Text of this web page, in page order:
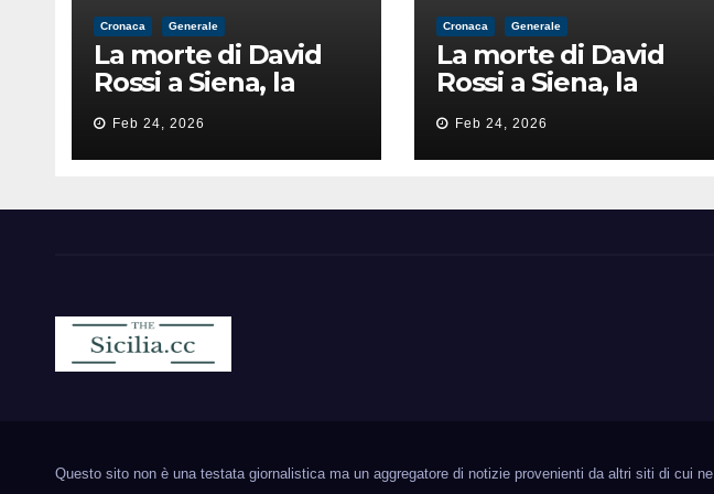
Cronaca Generale
La morte di David
Rossi a Siena, la
perizia lancia la
pista di
un’intimidazione
Feb 24, 2026
Cronaca Generale
La morte di David
Rossi a Siena, la
perizia lancia la
pista di
un’intimidazione
Feb 24, 2026
Questo sito non è una testata giornalistica ma un aggregatore di notizie provenienti da altri siti di cui ne